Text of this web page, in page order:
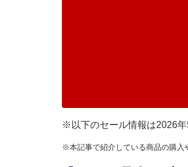
※以下のセール情報は2026年
※本記事で紹介している商品の購入